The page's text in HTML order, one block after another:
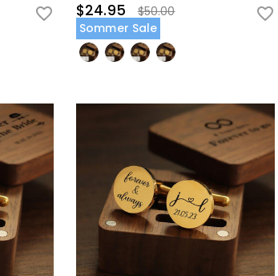
$24.95
$50.00
Sommer Sale